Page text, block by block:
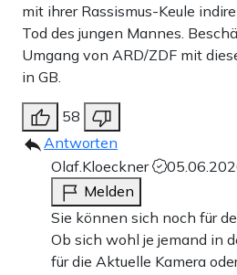
mit ihrer Rassismus-Keule
Tod des jungen Mannes.
Umgang von ARD/ZDF mit
in GB.
58
Antworten
Olaf.Kloeckner
Melden
Sie können sich noch für
Ob sich wohl je jemand in
für die Aktuelle Kamera